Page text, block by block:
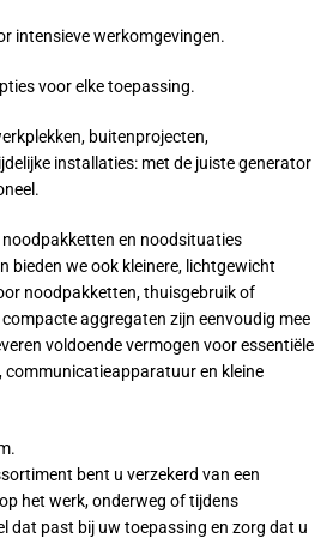
intensieve werkomgevingen.
voor elke toepassing.
buitenprojecten,
installaties: met de juiste generator
en noodsituaties
bieden we ook kleinere, lichtgewicht
noodpakketten, thuisgebruik of
aggregaten zijn eenvoudig mee
voldoende vermogen voor essentiële
en kleine
bent u verzekerd van een
het werk, onderweg of tijdens
dat past bij uw toepassing en zorg dat u